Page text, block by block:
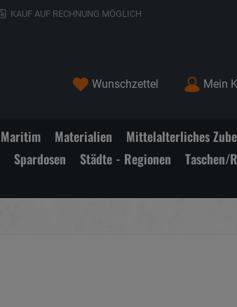
KAUF AUF RECHNUNG MÖGLICH
Wunschzettel Mein
Maritim Materialien Mittelalterliches
Spardosen Städte - Regionen Taschen/